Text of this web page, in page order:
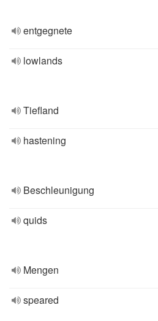
entgegnete
lowlands
Tiefland
hastening
Beschleunigung
quids
Mengen
speared